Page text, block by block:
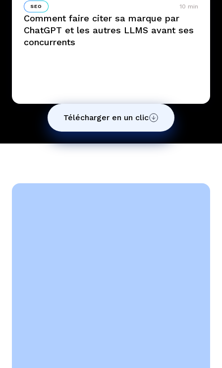
SEO 10 min
Comment faire citer sa marque par
ChatGPT et les autres LLMS avant ses
concurrents
Télécharger en un clic